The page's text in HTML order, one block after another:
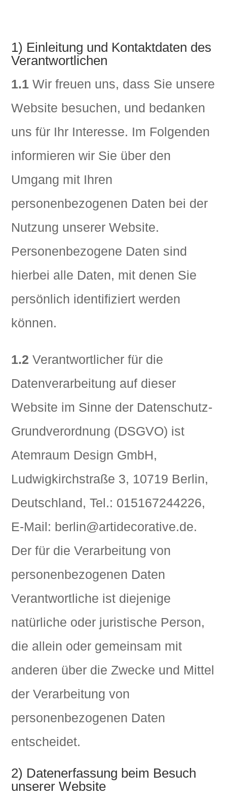
1) Einleitung und Kontaktdaten des
Verantwortlichen
1.1 Wir freuen uns, dass Sie unsere
Website besuchen, und bedanken
uns für Ihr Interesse. Im Folgenden
informieren wir Sie über den
Umgang mit Ihren
personenbezogenen Daten bei der
Nutzung unserer Website.
Personenbezogene Daten sind
hierbei alle Daten, mit denen Sie
persönlich identifiziert werden
können.
1.2 Verantwortlicher für die
Datenverarbeitung auf dieser
Website im Sinne der Datenschutz-
Grundverordnung (DSGVO) ist
Atemraum Design GmbH,
Ludwigkirchstraße 3, 10719 Berlin,
Deutschland, Tel.: 015167244226,
E-Mail: berlin@artidecorative.de.
Der für die Verarbeitung von
personenbezogenen Daten
Verantwortliche ist diejenige
natürliche oder juristische Person,
die allein oder gemeinsam mit
anderen über die Zwecke und Mittel
der Verarbeitung von
personenbezogenen Daten
entscheidet.
2) Datenerfassung beim Besuch
unserer Website